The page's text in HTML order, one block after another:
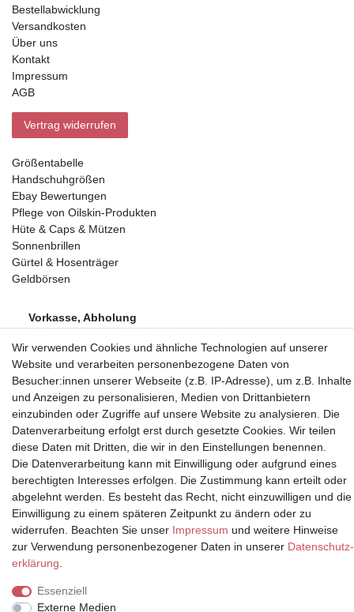
Bestellabwicklung
Versandkosten
Über uns
Kontakt
Impressum
AGB
Vertrag widerrufen
Größentabelle
Handschuhgrößen
Ebay Bewertungen
Pflege von Oilskin-Produkten
Hüte & Caps & Mützen
Sonnenbrillen
Gürtel & Hosenträger
Geldbörsen
Vorkasse, Abholung
Partner
* Alle Preise inkl.
Mehrwertsteuer und zuzüglich
Versand | **ehemaliger
Verkäuferpreis
Wir verwenden Cookies und ähnliche Technologien auf unserer
Website und verarbeiten personenbezogene Daten von
Besucher:innen unserer Webseite (z.B. IP-Adresse), um z.B. Inhalte
und Anzeigen zu personalisieren, Medien von Drittanbietern
einzubinden oder Zugriffe auf unsere Website zu analysieren. Die
Datenverarbeitung erfolgt erst durch gesetzte Cookies. Wir teilen
diese Daten mit Dritten, die wir in den Einstellungen benennen.
Die Datenverarbeitung kann mit Einwilligung oder aufgrund eines
berechtigten Interesses erfolgen. Die Zustimmung kann erteilt oder
abgelehnt werden. Es besteht das Recht, nicht einzuwilligen und die
Einwilligung zu einem späteren Zeitpunkt zu ändern oder zu
widerrufen. Beachten Sie unser Impressum und weitere Hinweise
zur Verwendung personenbezogener Daten in unserer Daten­schutz­
erklärung
Essenziell
Externe Medien